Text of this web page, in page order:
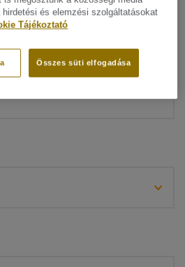
és elemzési szolgáltatásokat
Tájékoztató
Összes süti elfogadása